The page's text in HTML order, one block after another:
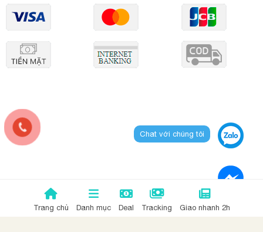
Chat với chúng tôi
Trang chủ Danh mục Deal Tracking Giao nhanh 2h